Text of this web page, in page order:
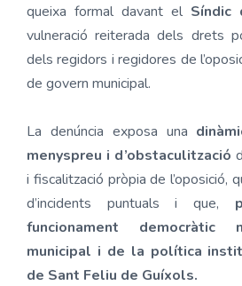
queixa formal davant el Síndic
vulneració reiterada dels drets
dels regidors i regidores de
de govern municipal.
La denúncia exposa una
menyspreu i d’obstaculització
i fiscalització pròpia de l’oposició,
d’incidents puntuals i que,
funcionament
municipal i de la política
de Sant Feliu de Guíxols.